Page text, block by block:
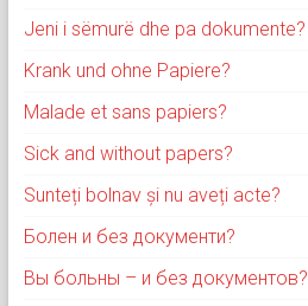
Jeni i sëmurë dhe pa dokumente?
Krank und ohne Papiere?
Malade et sans papiers?
Sick and without papers?
Sunteți bolnav și nu aveți acte?
Болен и без документи?
Вы больны – и без документов?